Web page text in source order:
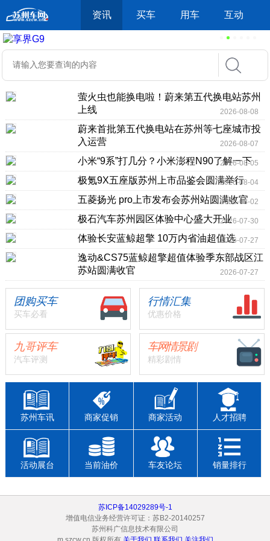
资讯 买车 用车 互动
萤火虫也能换电啦！蔚来第五代换电站苏州
上线
2026-08-08
蔚来首批第五代换电站在苏州等七座城市投
入运营
2026-08-07
小米“9系”打几分？小米澎程N90了解一下
2026-08-05
极氪9X五座版苏州上市品鉴会圆满举行
2026-08-04
五菱扬光 pro上市发布会苏州站圆满收官
2026-08-02
极石汽车苏州园区体验中心盛大开业2026-07-30
体验长安蓝鲸超擎 10万内省油超值选2026-07-27
逸动&CS75蓝鲸超擎超值体验季东部战区江
苏站圆满收官
2026-07-27
团购买车
买车必看
行情汇集
优惠价格
九哥评车
汽车评测
车网情景剧
精彩剧情
苏州车讯 商家促销 商家活动 人才招聘
活动展台 当前油价 车友论坛 销量排行
苏ICP备14029289号-1
增值电信业务经营许可证：苏B2-20140257
苏州科广信息技术有限公司